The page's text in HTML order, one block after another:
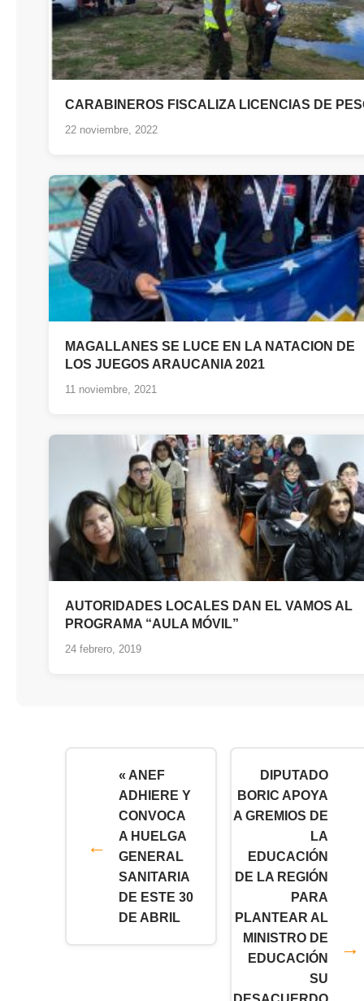
CARABINEROS FISCALIZA LICENCIAS DE
22 noviembre, 2022
MAGALLANES SE LUCE EN LA NATACION DE
LOS JUEGOS ARAUCANIA 2021
11 noviembre, 2021
AUTORIDADES LOCALES DAN EL VAMOS AL
PROGRAMA “AULA MÓVIL”
24 febrero, 2019
« ANEF
ADHIERE Y
CONVOCA
A HUELGA
GENERAL
SANITARIA
DE ESTE 30
DE ABRIL
DIPUTADO
BORIC APOYA
A GREMIOS DE
LA
EDUCACIÓN
DE LA REGIÓN
PARA
PLANTEAR AL
MINISTRO DE
EDUCACIÓN
SU